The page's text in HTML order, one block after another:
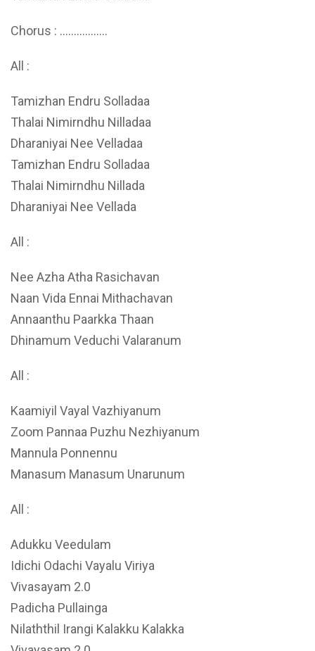
Chorus : ……………..
All :
Tamizhan Endru Solladaa
Thalai Nimirndhu Nilladaa
Dharaniyai Nee Velladaa
Tamizhan Endru Solladaa
Thalai Nimirndhu Nillada
Dharaniyai Nee Vellada
All :
Nee Azha Atha Rasichavan
Naan Vida Ennai Mithachavan
Annaanthu Paarkka Thaan
Dhinamum Veduchi Valaranum
All :
Kaamiyil Vayal Vazhiyanum
Zoom Pannaa Puzhu Nezhiyanum
Mannula Ponnennu
Manasum Manasum Unarunum
All :
Adukku Veedulam
Idichi Odachi Vayalu Viriya
Vivasayam 2.0
Padicha Pullainga
Nilaththil Irangi Kalakku Kalakka